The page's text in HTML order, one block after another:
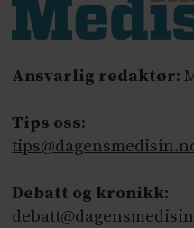
Ansvarlig redaktør:
Tips oss:
Debatt og kronikk: